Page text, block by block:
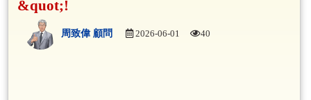
&quot;!
周致偉 顧問 2026-06-01 40